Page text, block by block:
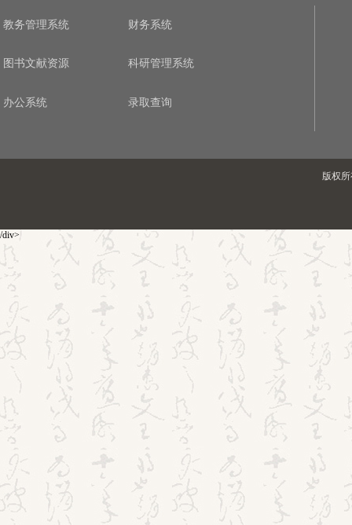
教务管理系统 财务系统
图书文献资源 科研管理系统
办公系统 录取查询
版权
/div>